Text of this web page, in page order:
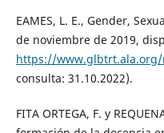
EAMES, L. E., Gender,
de noviembre de 2019,
https://www.glbtrt.ala.org/
consulta: 31.10.2022).
FITA ORTEGA, F. y